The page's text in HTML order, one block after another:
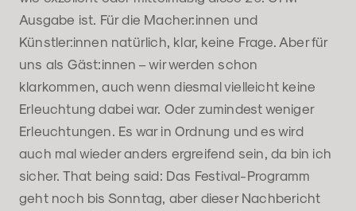
Ausgabe ist. Für die Macher:innen und
Künstler:innen natürlich, klar, keine Frage. Aber für
uns als Gäst:innen – wir werden schon
klarkommen, auch wenn diesmal vielleicht keine
Erleuchtung dabei war. Oder zumindest weniger
Erleuchtungen. Es war in Ordnung und es wird
auch mal wieder anders ergreifend sein, da bin ich
sicher. That being said: Das Festival-Programm
geht noch bis Sonntag, aber dieser Nachbericht